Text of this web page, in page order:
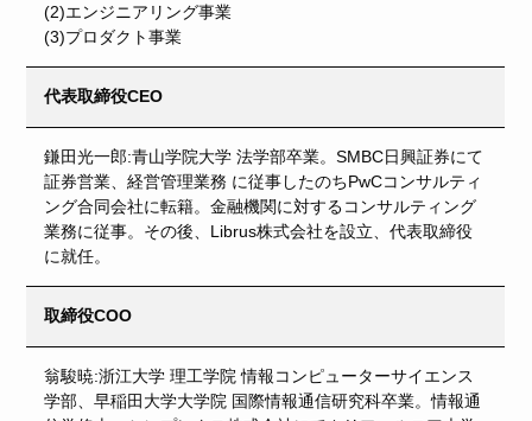
(2)エンジニアリング事業
(3)プロダクト事業
代表取締役CEO
鎌田光一郎:⻘山学院大学 法学部卒業。SMBC日興証券にて
証券営業、経営管理業務 に従事したのちPwCコンサルティ
ング合同会社に転籍。金融機関に対するコンサルティング
業務に従事。その後、Librus株式会社を設立、代表取締役
に就任。
取締役COO
翁駿暁:浙江大学 理工学院 情報コンピューターサイエンス
学部、早稲田大学大学院 国際情報通信研究科卒業。情報通